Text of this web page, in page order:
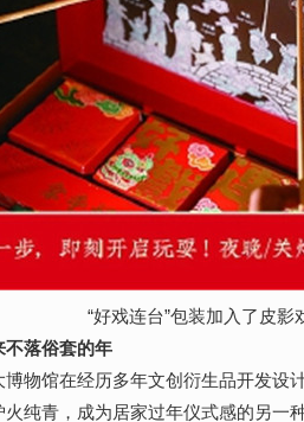
“好戏连台”包装加入了皮影
不落俗套的年
馆在经历多年文创衍生品开发设
纯青，成为居家过年仪式感的另一